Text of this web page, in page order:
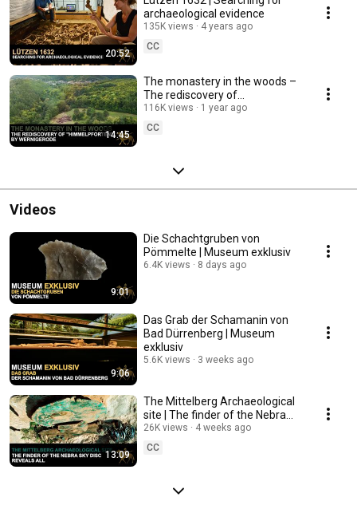
20:52
archaeological evidence
135K views
4 years ago
CC
14:45
The monastery in the woods –
The rediscovery of
"Himmelpforten" by
Wernigerode
116K views
1 year ago
CC
Videos
9:01
Die Schachtgruben von
Pömmelte | Museum exklusiv
6.4K views 8 days ago
9:06
Das Grab der Schamanin von
Bad Dürrenberg | Museum
exklusiv
5.6K views 3 weeks ago
13:09
The Mittelberg Archaeological
site | The finder of the Nebra
Sky Disc reveals all
26K views
4 weeks ago
CC